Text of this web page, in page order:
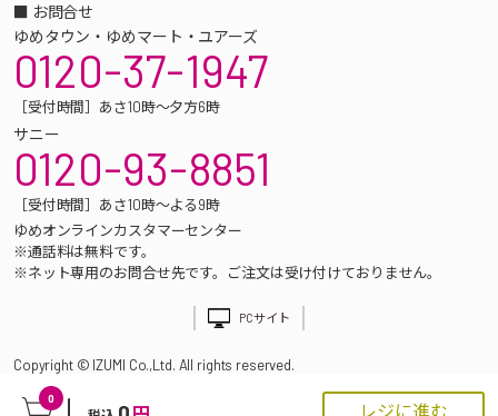
0
レジに進む
■ お問合せ
ゆめタウン・ゆめマート・ユアーズ
0120-37-1947
［受付時間］あさ10時～夕方6時
サニー
0120-93-8851
［受付時間］あさ10時～よる9時
ゆめオンラインカスタマーセンター
※通話料は無料です。
※ネット専用のお問合せ先です。ご注文は受け付けておりません。
PCサイト
Copyright © IZUMI Co.,Ltd. All rights reserved.